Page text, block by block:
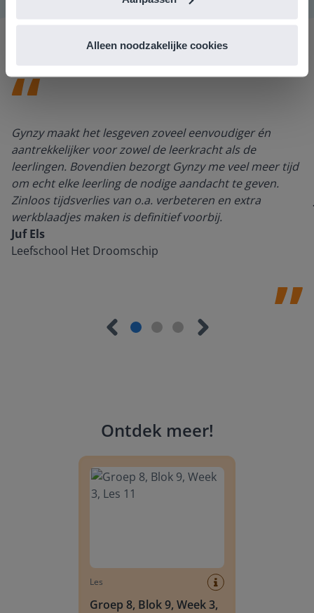
Alleen noodzakelijke cookies
Gynzy maakt het lesgeven zoveel eenvoudiger én
aantrekkelijker voor zowel de leerkracht als de
leerlingen. Bovendien bezorgt Gynzy me veel meer tijd
om echt elke leerling de nodige aandacht te geven.
Zinloos tijdsverlies van o.a. verbeteren en extra
werkblaadjes maken is definitief voorbij.
Juf Els
Leefschool Het Droomschip
Ontdek meer!
Les
Groep 8, Blok 9, Week 3,